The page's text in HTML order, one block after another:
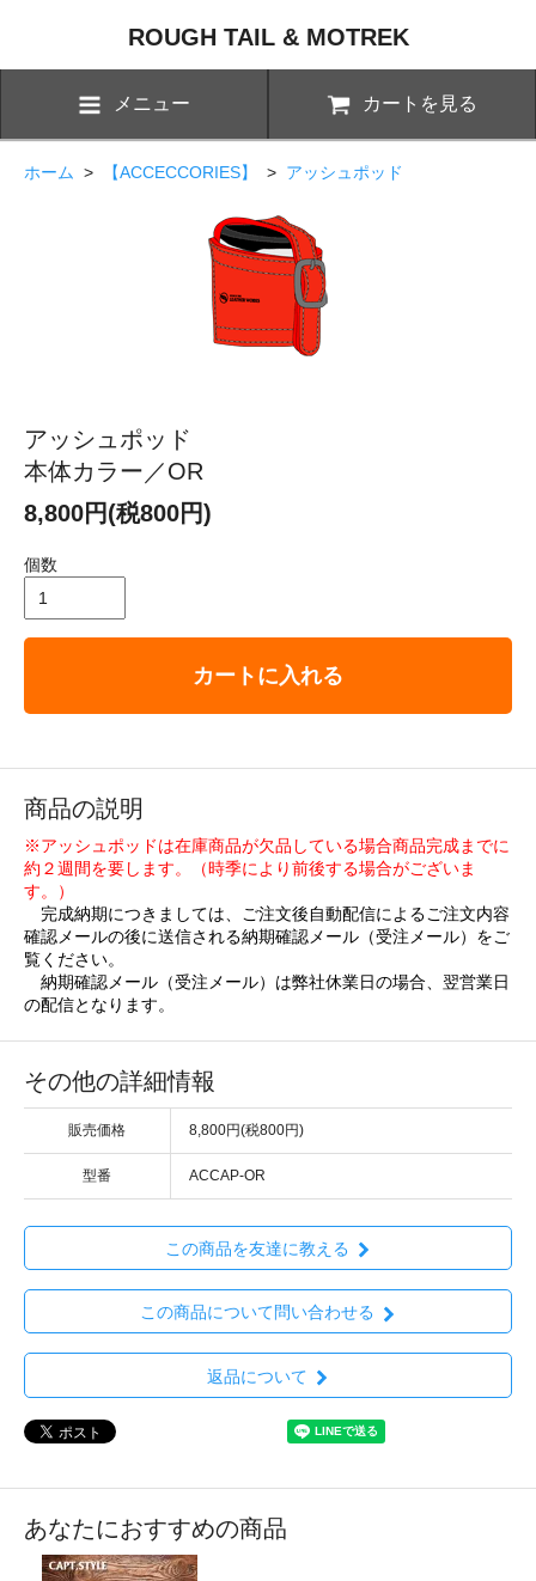
ROUGH TAIL & MOTREK
メニュー カートを見る
ホーム > 【ACCECCORIES】 > アッシュポッド
アッシュポッド
本体カラー／OR
8,800円(税800円)
個数
カートに入れる
商品の説明
※アッシュポッドは在庫商品が欠品している場合商品完成までに
約２週間を要します。（時季により前後する場合がございま
す。）
完成納期につきましては、ご注文後自動配信によるご注文内容
確認メールの後に送信される納期確認メール（受注メール）をご
覧ください。
納期確認メール（受注メール）は弊社休業日の場合、翌営業日
の配信となります。
その他の詳細情報
販売価格 8,800円(税800円)
型番 ACCAP-OR
この商品を友達に教える
この商品について問い合わせる
返品について
あなたにおすすめの商品